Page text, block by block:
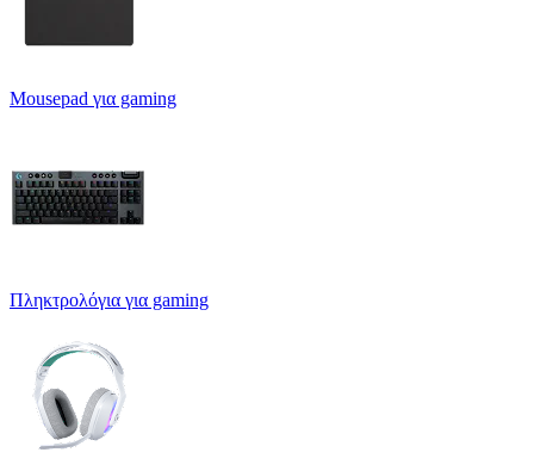
Mousepad για gaming
Πληκτρολόγια για gaming